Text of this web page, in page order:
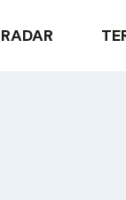
RADAR